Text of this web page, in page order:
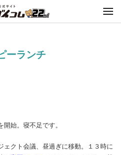
ーランチ
始。寝不足です。
ェクト会議、昼過ぎに移動。１３時に